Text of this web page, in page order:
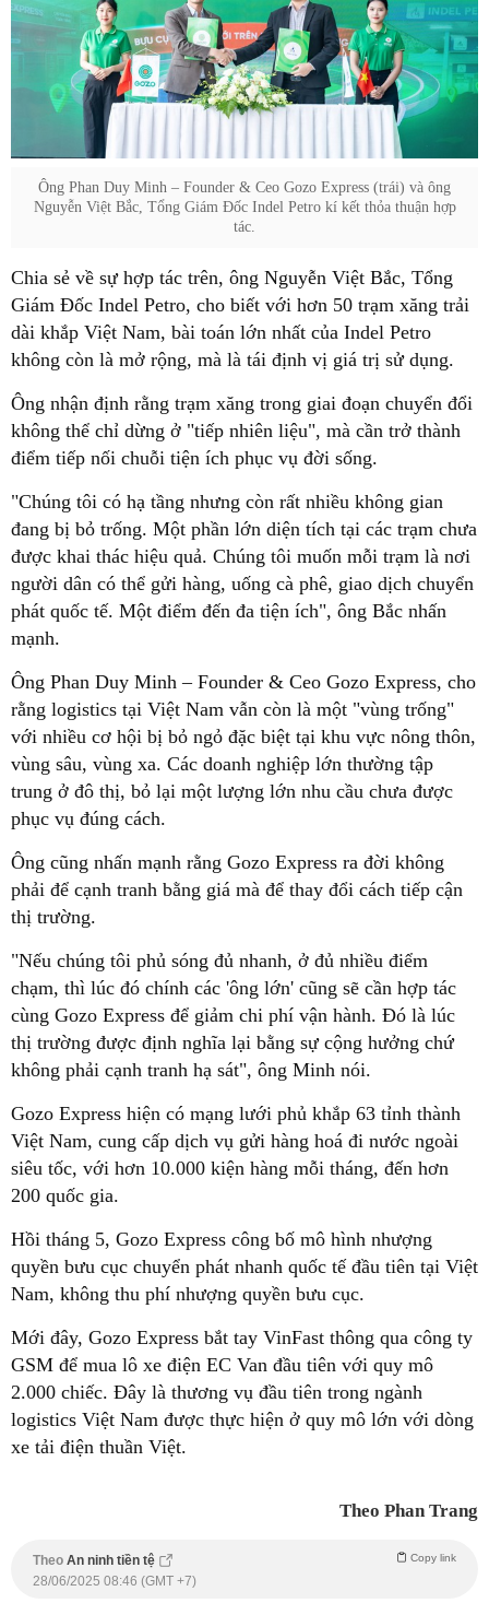
Ông Phan Duy Minh – Founder & Ceo Gozo Express (trái) và ông
Nguyễn Việt Bắc, Tổng Giám Đốc Indel Petro kí kết thỏa thuận hợp
tác.
Chia sẻ về sự hợp tác trên, ông Nguyễn Việt Bắc, Tổng
Giám Đốc Indel Petro, cho biết với hơn 50 trạm xăng trải
dài khắp Việt Nam, bài toán lớn nhất của Indel Petro
không còn là mở rộng, mà là tái định vị giá trị sử dụng.
Ông nhận định rằng trạm xăng trong giai đoạn chuyển đổi
không thể chỉ dừng ở "tiếp nhiên liệu", mà cần trở thành
điểm tiếp nối chuỗi tiện ích phục vụ đời sống.
"Chúng tôi có hạ tầng nhưng còn rất nhiều không gian
đang bị bỏ trống. Một phần lớn diện tích tại các trạm chưa
được khai thác hiệu quả. Chúng tôi muốn mỗi trạm là nơi
người dân có thể gửi hàng, uống cà phê, giao dịch chuyển
phát quốc tế. Một điểm đến đa tiện ích", ông Bắc nhấn
mạnh.
Ông Phan Duy Minh – Founder & Ceo Gozo Express, cho
rằng logistics tại Việt Nam vẫn còn là một "vùng trống"
với nhiều cơ hội bị bỏ ngỏ đặc biệt tại khu vực nông thôn,
vùng sâu, vùng xa. Các doanh nghiệp lớn thường tập
trung ở đô thị, bỏ lại một lượng lớn nhu cầu chưa được
phục vụ đúng cách.
Ông cũng nhấn mạnh rằng Gozo Express ra đời không
phải để cạnh tranh bằng giá mà để thay đổi cách tiếp cận
thị trường.
"Nếu chúng tôi phủ sóng đủ nhanh, ở đủ nhiều điểm
chạm, thì lúc đó chính các 'ông lớn' cũng sẽ cần hợp tác
cùng Gozo Express để giảm chi phí vận hành. Đó là lúc
thị trường được định nghĩa lại bằng sự cộng hưởng chứ
không phải cạnh tranh hạ sát", ông Minh nói.
Gozo Express hiện có mạng lưới phủ khắp 63 tỉnh thành
Việt Nam, cung cấp dịch vụ gửi hàng hoá đi nước ngoài
siêu tốc, với hơn 10.000 kiện hàng mỗi tháng, đến hơn
200 quốc gia.
Hồi tháng 5, Gozo Express công bố mô hình nhượng
quyền bưu cục chuyển phát nhanh quốc tế đầu tiên tại Việt
Nam, không thu phí nhượng quyền bưu cục.
Mới đây, Gozo Express bắt tay VinFast thông qua công ty
GSM để mua lô xe điện EC Van đầu tiên với quy mô
2.000 chiếc. Đây là thương vụ đầu tiên trong ngành
logistics Việt Nam được thực hiện ở quy mô lớn với dòng
xe tải điện thuần Việt.
Theo Phan Trang
Theo An ninh tiền tệ Copy link
28/06/2025 08:46 (GMT +7)